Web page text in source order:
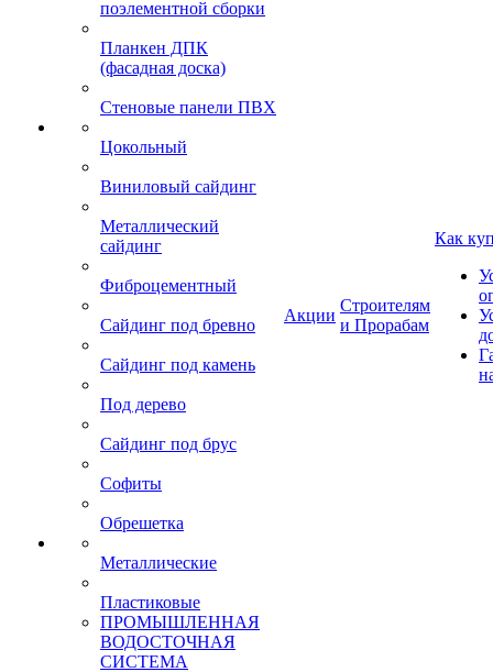
поэлементной сборки
Планкен ДПК
(фасадная доска)
Стеновые панели ПВХ
Цокольный
Виниловый сайдинг
Металлический
сайдинг
Фиброцементный
Сайдинг под бревно
Сайдинг под камень
Под дерево
Сайдинг под брус
Софиты
Обрешетка
Металлические
Пластиковые
ПРОМЫШЛЕННАЯ
ВОДОСТОЧНАЯ
СИСТЕМА
Акции
Строителям
и Прорабам
Как